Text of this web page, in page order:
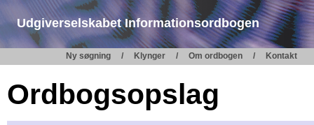
Udgiverselskabet Informationsordbogen
Ny søgning Klynger Om ordbogen Kontakt
Ordbogsopslag